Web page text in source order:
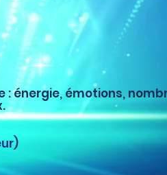
énergie, émotions,